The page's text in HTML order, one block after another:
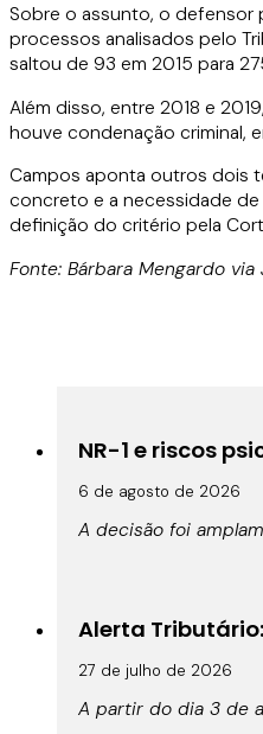
Sobre o assunto, o defensor
processos analisados pelo
saltou de 93 em 2015 para
Além disso, entre 2018 e
houve condenação criminal,
Campos aponta outros dois
concreto e a necessidade de
definição do critério pela
Fonte: Bárbara Mengardo via
NR-1 e riscos
6 de agosto de 2026
A decisão foi
Alerta
27 de julho de 2026
A partir do dia 3 de